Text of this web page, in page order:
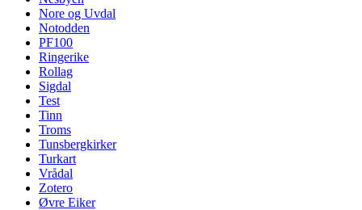
Nore og Uvdal
Notodden
PF100
Ringerike
Rollag
Sigdal
Test
Tinn
Troms
Tunsbergkirker
Turkart
Vrådal
Zotero
Øvre Eiker